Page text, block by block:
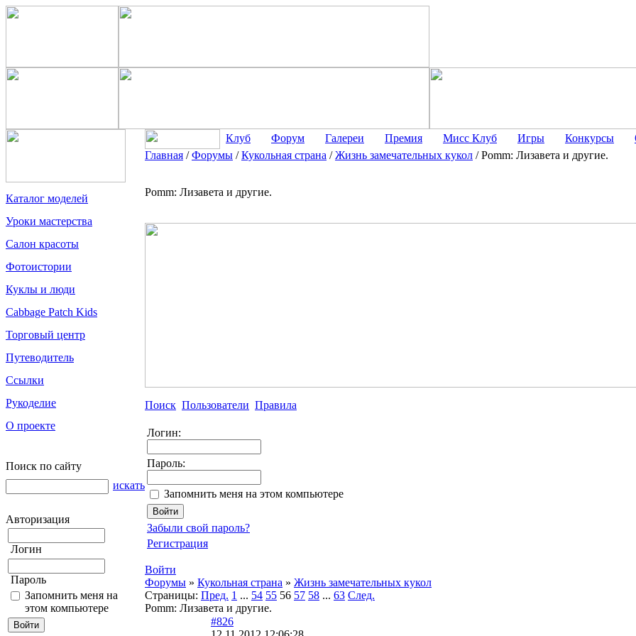
Каталог моделей
Уроки мастерства
Салон красоты
Фотоистории
Куклы и люди
Cabbage Patch Kids
Торговый центр
Путеводитель
Ссылки
Рукоделие
О проекте
Поиск по сайту
искать
Авторизация
Логин
Пароль
Запомнить меня на
этом компьютере
Клуб Форум Галереи Премия Мисс Клуб Игры Конкурсы
Главная /Форумы /Кукольная страна /Жизнь замечательных кукол /Pomm: Лизавета и другие.
Pomm: Лизавета и другие.
Поиск Пользователи Правила
Логин:
Пароль:
Запомнить меня на этом компьютере
Забыли свой пароль?
Регистрация
Войти
Форумы » Кукольная страна » Жизнь замечательных кукол
Страницы: Пред. 1 ... 54 55 56 57 58 ... 63 След.
Pomm: Лизавета и другие.
#826